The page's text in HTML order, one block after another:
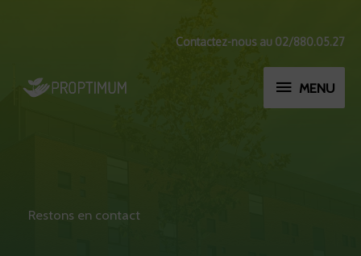
Contactez-nous au 02/880.05.27
MENU
MENU
Restons en contact